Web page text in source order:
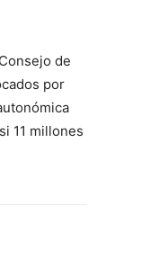
de
por
11 millones